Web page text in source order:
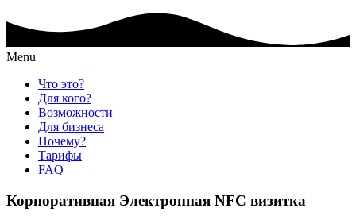
Menu
Что это?
Для кого?
Возможности
Для бизнеса
Почему?
Тарифы
FAQ
Корпоративная Электронная NFC визитка